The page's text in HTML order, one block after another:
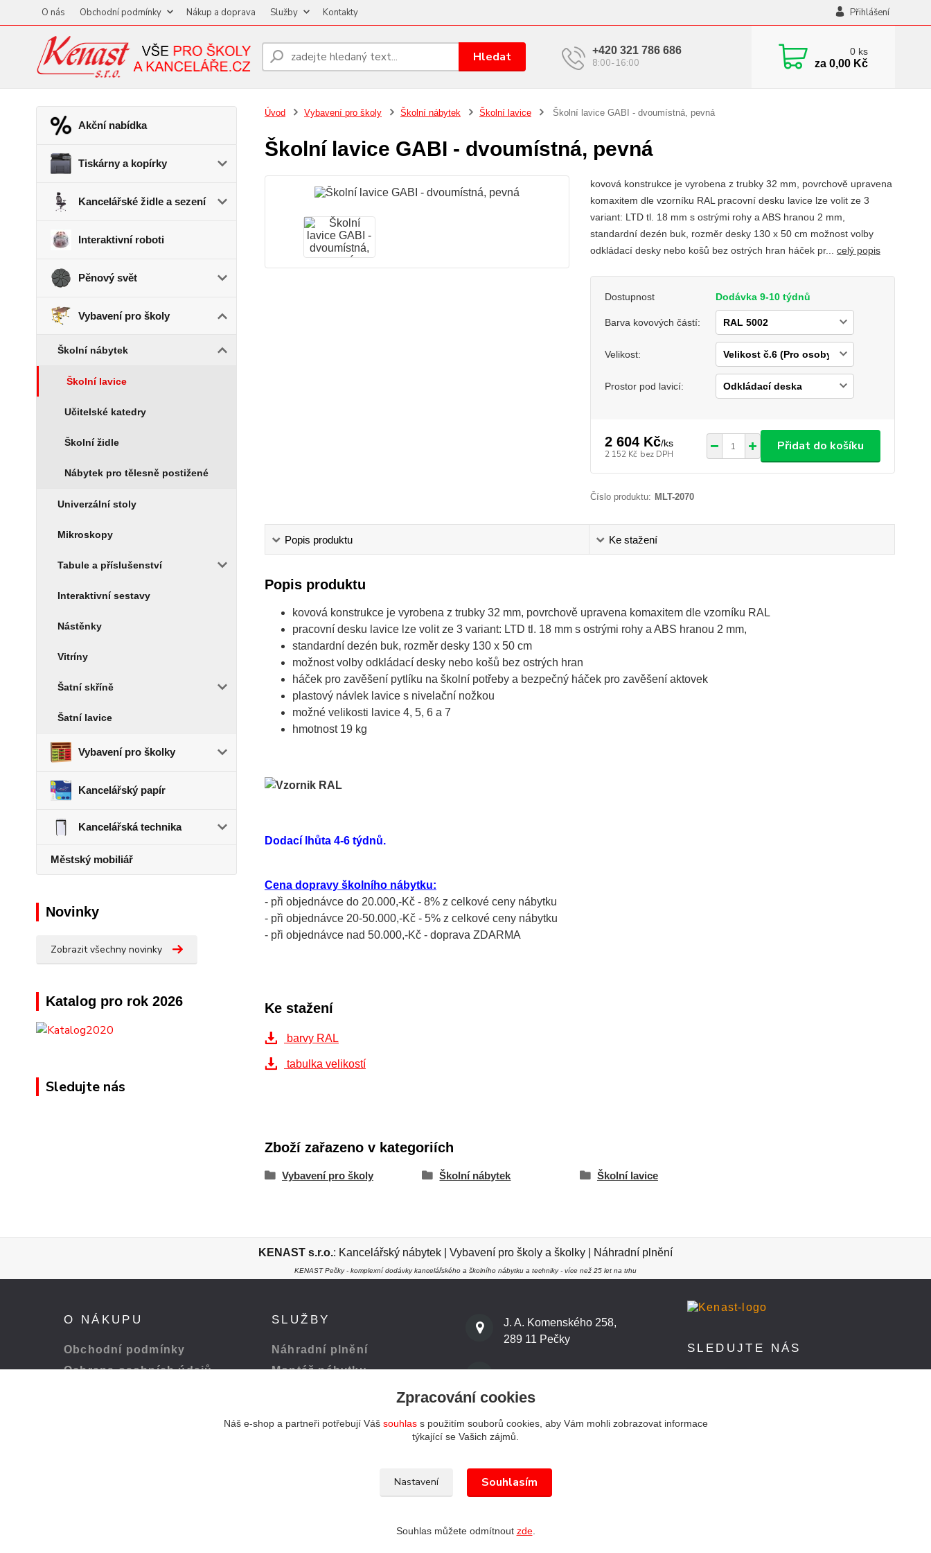
O nás Obchodní podmínky Nákup a doprava Služby Kontakty Přihlášení
Hledat +420 321 786 686
8:00-16:00
0 ks
za 0,00 Kč
Akční nabídka
Tiskárny a kopírky
Kancelářské židle a sezení
Interaktivní roboti
Pěnový svět
Vybavení pro školy
Školní nábytek
Školní lavice
Učitelské katedry
Školní židle
Nábytek pro tělesně postižené
Univerzální stoly
Mikroskopy
Tabule a příslušenství
Interaktivní sestavy
Nástěnky
Vitríny
Šatní skříně
Šatní lavice
Vybavení pro školky
Kancelářský papír
Kancelářská technika
Městský mobiliář
Novinky
Zobrazit všechny novinky
Katalog pro rok 2026
Sledujte nás
Úvod Vybavení pro školy Školní nábytek Školní lavice Školní lavice GABI - dvoumístná, pevná
Školní lavice GABI - dvoumístná, pevná
kovová konstrukce je vyrobena z trubky 32 mm, povrchově upravena
komaxitem dle vzorníku RAL pracovní desku lavice lze volit ze 3
variant: LTD tl. 18 mm s ostrými rohy a ABS hranou 2 mm,
standardní dezén buk, rozměr desky 130 x 50 cm možnost volby
odkládací desky nebo košů bez ostrých hran háček pr... celý popis
Dostupnost Dodávka 9-10 týdnů
Barva kovových částí:
Velikost:
Prostor pod lavicí:
2 604 Kč/ks
2 152 Kč bez DPH
Přidat do košíku
Číslo produktu: MLT-2070
Popis produktu Ke stažení
Popis produktu
kovová konstrukce je vyrobena z trubky 32 mm, povrchově upravena komaxitem dle vzorníku RAL
pracovní desku lavice lze volit ze 3 variant: LTD tl. 18 mm s ostrými rohy a ABS hranou 2 mm,
standardní dezén buk, rozměr desky 130 x 50 cm
možnost volby odkládací desky nebo košů bez ostrých hran
háček pro zavěšení pytlíku na školní potřeby a bezpečný háček pro zavěšení aktovek
plastový návlek lavice s nivelační nožkou
možné velikosti lavice 4, 5, 6 a 7
hmotnost 19 kg
Dodací lhůta 4-6 týdnů.
Cena dopravy školního nábytku:
- při objednávce do 20.000,-Kč - 8% z celkové ceny nábytku
- při objednávce 20-50.000,-Kč - 5% z celkové ceny nábytku
- při objednávce nad 50.000,-Kč - doprava ZDARMA
Ke stažení
barvy RAL
tabulka velikostí
Zboží zařazeno v kategoriích
Vybavení pro školy Školní nábytek Školní lavice
KENAST s.r.o.: Kancelářský nábytek Vybavení pro školy a školky Náhradní plnění
KENAST Pečky - komplexní dodávky kancelářského a školního nábytku a techniky - více než 25 let na trhu
O NÁKUPU
Obchodní podmínky
Ochrana osobních údajů
SLUŽBY
Náhradní plnění
Montáž nábytku
J. A. Komenského 258,
289 11 Pečky
info@kenast.cz
SLEDUJTE NÁS
Zpracování cookies
Náš e-shop a partneři potřebují Váš souhlass použitím souborů cookies, aby Vám mohli zobrazovat informace
týkající se Vašich zájmů.
Nastavení Souhlasím
Souhlas můžete odmítnout zde.